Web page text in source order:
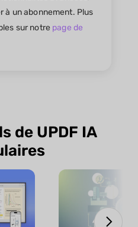
à un abonnement. Plus
sur notre page de
de UPDF IA